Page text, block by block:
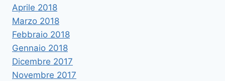
Aprile 2018
Marzo 2018
Febbraio 2018
Gennaio 2018
Dicembre 2017
Novembre 2017